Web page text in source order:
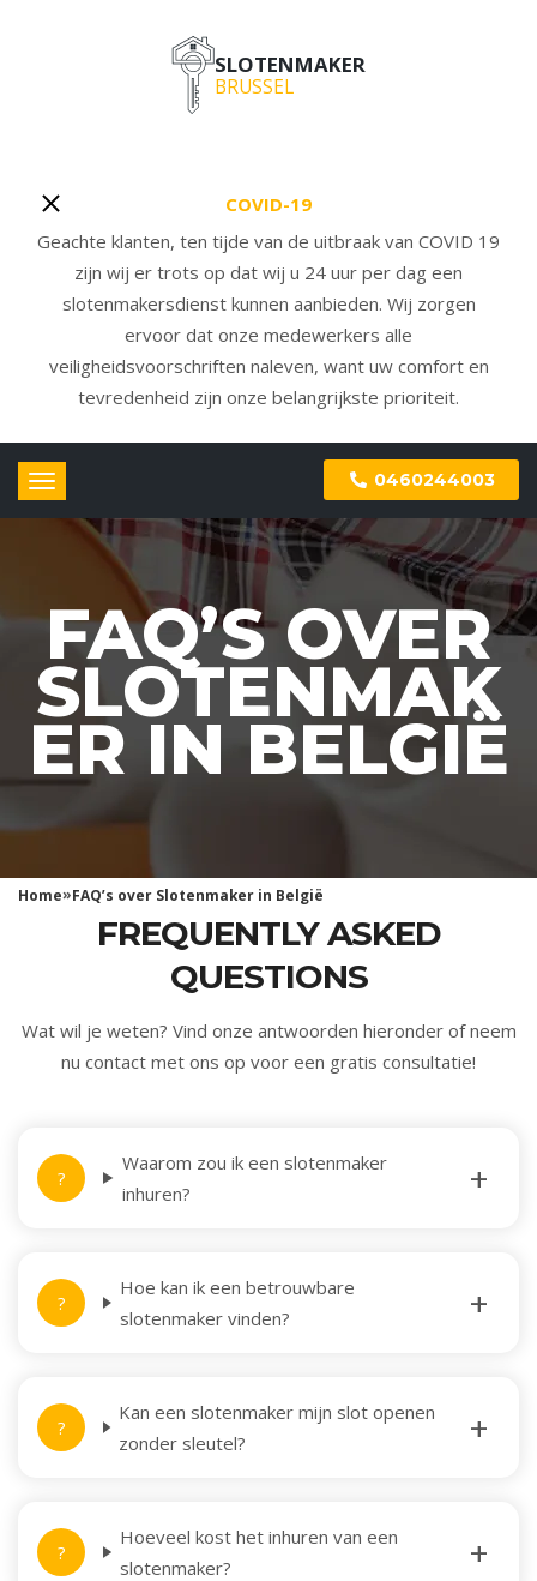
SLOTENMAKER
BRUSSEL
COVID-19
Geachte klanten, ten tijde van de uitbraak van COVID 19
zijn wij er trots op dat wij u 24 uur per dag een
slotenmakersdienst kunnen aanbieden. Wij zorgen
ervoor dat onze medewerkers alle
veiligheidsvoorschriften naleven, want uw comfort en
tevredenheid zijn onze belangrijkste prioriteit.
0460244003
FAQ’S OVER
SLOTENMAK
ER IN BELGIË
Home»FAQ’s over Slotenmaker in België
FREQUENTLY ASKED
QUESTIONS
Wat wil je weten? Vind onze antwoorden hieronder of neem
nu contact met ons op voor een gratis consultatie!
Waarom zou ik een slotenmaker
inhuren?
Hoe kan ik een betrouwbare
slotenmaker vinden?
Kan een slotenmaker mijn slot openen
zonder sleutel?
Hoeveel kost het inhuren van een
slotenmaker?